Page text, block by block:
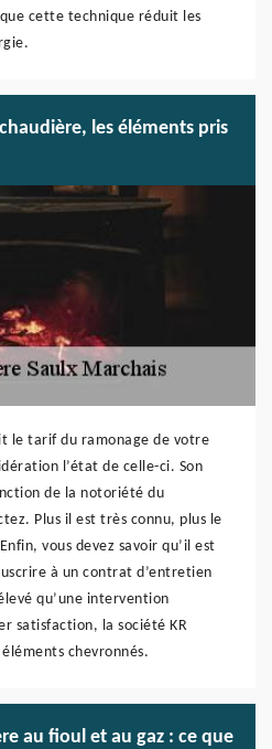
cette technique réduit les
les éléments pris
le tarif du ramonage de votre
l’état de celle-ci. Son
de la notoriété du
Plus il est très connu, plus le
vous devez savoir qu’il est
à un contrat d’entretien
qu’une intervention
satisfaction, la société KR
éléments chevronnés.
au fioul et au gaz : ce que